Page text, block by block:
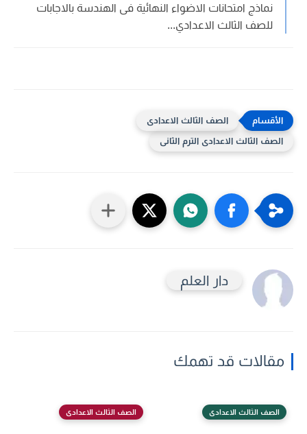
نماذج امتحانات الاضواء النهائية فى الهندسة بالاجابات
للصف الثالث الاعدادي...
الصف الثالث الاعدادى
الصف الثالث الاعدادى الترم الثانى
دار العلم
مقالات قد تهمك
الصف الثالث الاعدادى الصف الثالث الاعدادى